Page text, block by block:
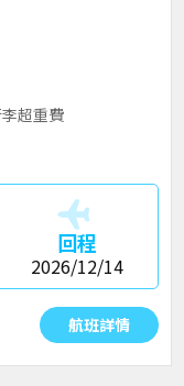
超重費
回程
2026/12/14
航班詳情